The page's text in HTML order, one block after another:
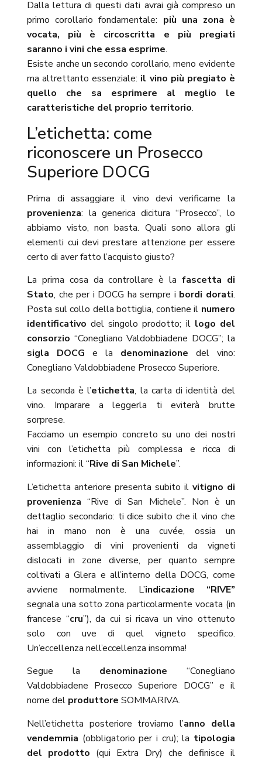
Dalla lettura di questi dati avrai già compreso un
primo corollario fondamentale: più una zona è
vocata, più è circoscritta e più pregiati
saranno i vini che essa esprime.
Esiste anche un secondo corollario, meno evidente
ma altrettanto essenziale: il vino più pregiato è
quello che sa esprimere al meglio le
caratteristiche del proprio territorio.
L’etichetta: come
riconoscere un Prosecco
Superiore DOCG
Prima di assaggiare il vino devi verificarne la
provenienza: la generica dicitura “Prosecco”, lo
abbiamo visto, non basta. Quali sono allora gli
elementi cui devi prestare attenzione per essere
certo di aver fatto l’acquisto giusto?
La prima cosa da controllare è la fascetta di
Stato, che per i DOCG ha sempre i bordi dorati.
Posta sul collo della bottiglia, contiene il numero
identificativo del singolo prodotto; il logo del
consorzio “Conegliano Valdobbiadene DOCG”; la
sigla DOCG e la denominazione del vino:
Conegliano Valdobbiadene Prosecco Superiore.
La seconda è l’etichetta, la carta di identità del
vino. Imparare a leggerla ti eviterà brutte
sorprese.
Facciamo un esempio concreto su uno dei nostri
vini con l’etichetta più complessa e ricca di
informazioni: il “Rive di San Michele”.
L’etichetta anteriore presenta subito il vitigno di
provenienza “Rive di San Michele”. Non è un
dettaglio secondario: ti dice subito che il vino che
hai in mano non è una cuvée, ossia un
assemblaggio di vini provenienti da vigneti
dislocati in zone diverse, per quanto sempre
coltivati a Glera e all’interno della DOCG, come
avviene normalmente. L’indicazione “RIVE”
segnala una sotto zona particolarmente vocata (in
francese “cru”), da cui si ricava un vino ottenuto
solo con uve di quel vigneto specifico.
Un’eccellenza nell’eccellenza insomma!
Segue la denominazione “Conegliano
Valdobbiadene Prosecco Superiore DOCG” e il
nome del produttore SOMMARIVA.
Nell’etichetta posteriore troviamo l’anno della
vendemmia (obbligatorio per i cru); la tipologia
del prodotto (qui Extra Dry) che definisce il